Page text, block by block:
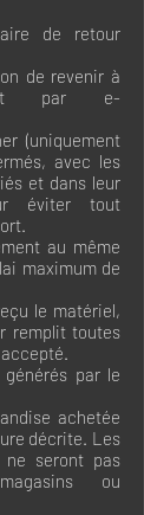
de retour
de revenir à
par e-
(uniquement
avec les
et dans leur
éviter tout
au même
maximum de
le matériel,
remplit toutes
par le
achetée
décrite. Les
ne seront pas
ou